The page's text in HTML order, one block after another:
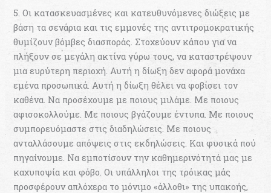
5. Οι κατασκευασμένες και κατευθυνόμενες διώξεις με
βάση τα σενάρια και τις εμμονές της αντιτρομοκρατικής
θυμίζουν βόμβες διασποράς. Στοχεύουν κάπου για να
πλήξουν σε μεγάλη ακτίνα γύρω τους, να καταστρέψουν
μια ευρύτερη περιοχή. Αυτή η δίωξη δεν αφορά μονάχα
εμένα προσωπικά. Αυτή η δίωξη θέλει να φοβίσει τον
καθένα. Να προσέχουμε με ποιους μιλάμε. Με ποιους
αφισοκολλούμε. Με ποιους βγάζουμε έντυπα. Με ποιους
συμπορευόμαστε στις διαδηλώσεις. Με ποιους
ανταλλάσουμε απόψεις στις εκδηλώσεις. Και φυσικά πού
πηγαίνουμε. Να εμποτίσουν την καθημερινότητά μας με
καχυποψία και φόβο. Οι υπάλληλοι της τρόικας μάς
προσφέρουν απλόχερα το μόνιμο «άλλοθι» της υπακοής,